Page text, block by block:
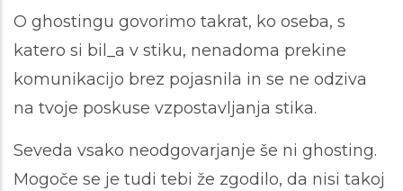
O ghostingu govorimo takrat, ko oseba, s
katero si bil_a v stiku, nenadoma prekine
komunikacijo brez pojasnila in se ne odziva
na tvoje poskuse vzpostavljanja stika.
Seveda vsako neodgovarjanje še ni ghosting.
Mogoče se je tudi tebi že zgodilo, da nisi takoj